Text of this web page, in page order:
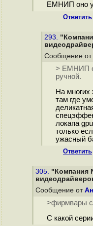
ЕМНИП оно
Ответить
293.
Сообщение от
> ЕМНИП
ручной.
На многих
там где
локапа
только
ужасный
Ответить
305. "Компания
Сообщение от
>фирмвары
С какой